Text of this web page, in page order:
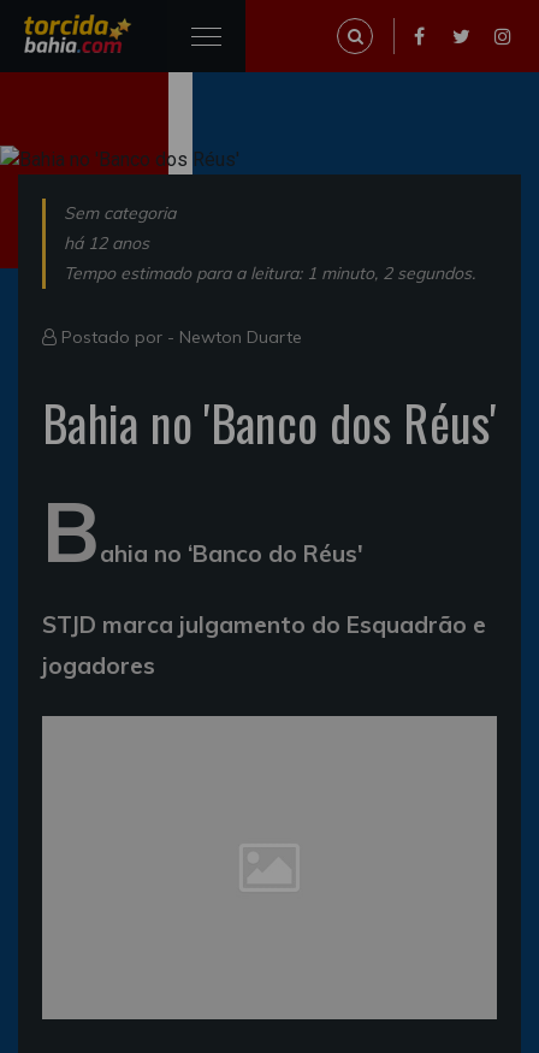
Sem categoria
há 12 anos
Tempo estimado para a leitura: 1 minuto, 2 segundos.
Postado por - Newton Duarte
Bahia no 'Banco dos Réus'
Bahia no ‘Banco do Réus'
STJD marca julgamento do Esquadrão e
jogadores